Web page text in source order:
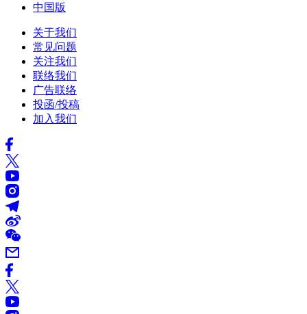
中国版
关于我们
常见问题
关注我们
联络我们
广告联络
投函/投稿
加入我们